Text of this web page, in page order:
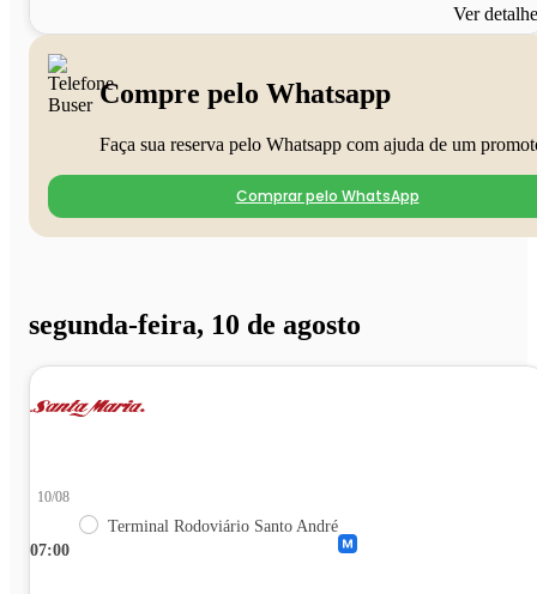
Ver
Compre pelo Whatsapp
Faça sua reserva pelo Whatsapp com ajuda de um
Comprar pelo WhatsApp
segunda-feira, 10 de agosto
07:00
10/08
Terminal Rodoviário Santo André